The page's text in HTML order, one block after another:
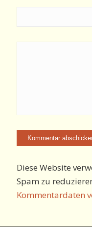
Diese Website
Spam zu
Kommentardaten